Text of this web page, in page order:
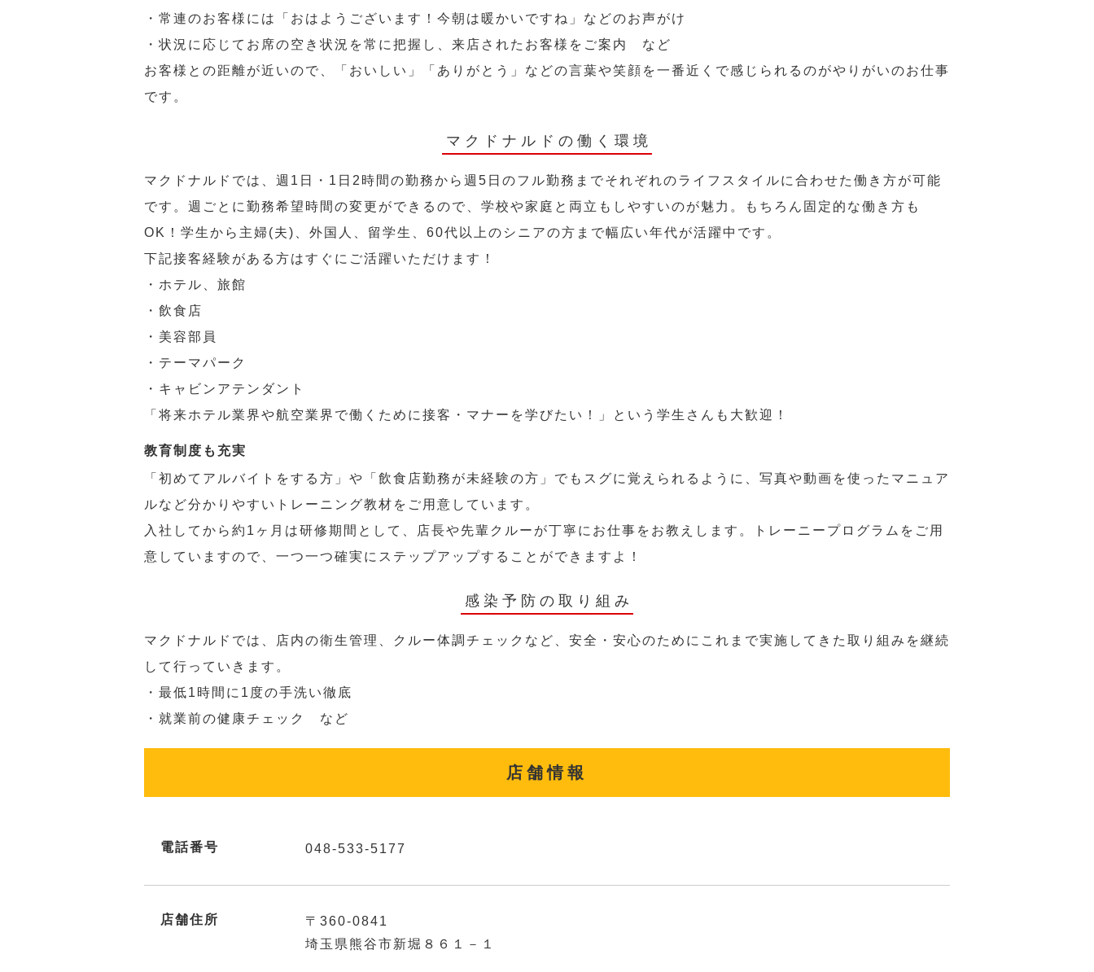
・常連のお客様には「おはようございます！今朝は暖かいですね」などのお声がけ
・状況に応じてお席の空き状況を常に把握し、来店されたお客様をご案内 など
お客様との距離が近いので、「おいしい」「ありがとう」などの言葉や笑顔を一番近くで感じられるのがやりがいのお仕事
です。
マクドナルドの働く環境
マクドナルドでは、週1日・1日2時間の勤務から週5日のフル勤務までそれぞれのライフスタイルに合わせた働き方が可能
です。週ごとに勤務希望時間の変更ができるので、学校や家庭と両立もしやすいのが魅力。もちろん固定的な働き方も
OK！学生から主婦(夫)、外国人、留学生、60代以上のシニアの方まで幅広い年代が活躍中です。
下記接客経験がある方はすぐにご活躍いただけます！
・ホテル、旅館
・飲食店
・美容部員
・テーマパーク
・キャビンアテンダント
「将来ホテル業界や航空業界で働くために接客・マナーを学びたい！」という学生さんも大歓迎！
教育制度も充実
「初めてアルバイトをする方」や「飲食店勤務が未経験の方」でもスグに覚えられるように、写真や動画を使ったマニュア
ルなど分かりやすいトレーニング教材をご用意しています。
入社してから約1ヶ月は研修期間として、店長や先輩クルーが丁寧にお仕事をお教えします。トレーニープログラムをご用
意していますので、一つ一つ確実にステップアップすることができますよ！
感染予防の取り組み
マクドナルドでは、店内の衛生管理、クルー体調チェックなど、安全・安心のためにこれまで実施してきた取り組みを継続
して行っていきます。
・最低1時間に1度の手洗い徹底
・就業前の健康チェック など
店舗情報
電話番号 048-533-5177
店舗住所
〒360-0841
埼玉県熊谷市新堀８６１－１